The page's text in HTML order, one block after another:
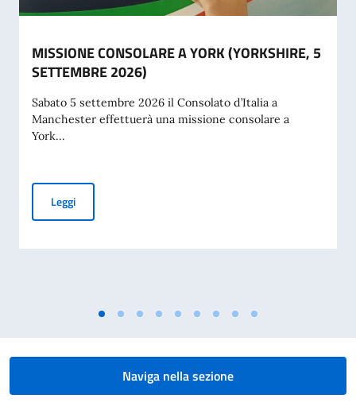
MISSIONE CONSOLARE A YORK (YORKSHIRE, 5
SETTEMBRE 2026)
Sabato 5 settembre 2026 il Consolato d’Italia a
Manchester effettuerà una missione consolare a
York...
LeggiMISSIONE CONSOLARE A YORK (YORKSHIRE, 5
Naviga nella sezione